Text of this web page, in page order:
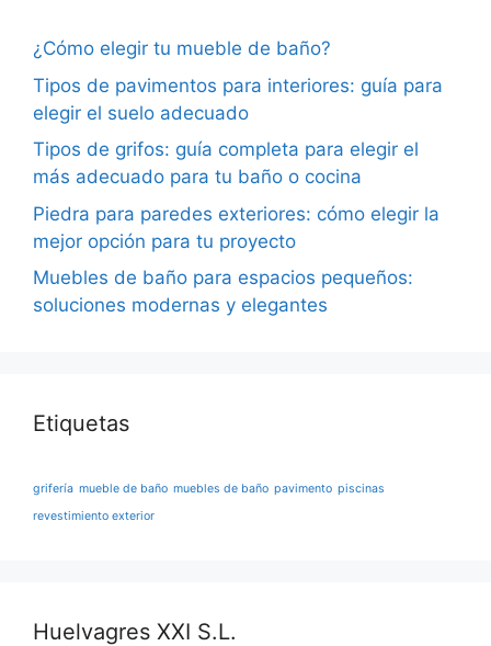
¿Cómo elegir tu mueble de baño?
Tipos de pavimentos para interiores: guía para
elegir el suelo adecuado
Tipos de grifos: guía completa para elegir el
más adecuado para tu baño o cocina
Piedra para paredes exteriores: cómo elegir la
mejor opción para tu proyecto
Muebles de baño para espacios pequeños:
soluciones modernas y elegantes
Etiquetas
grifería mueble de baño muebles de baño pavimento piscinas
revestimiento exterior
Huelvagres XXI S.L.